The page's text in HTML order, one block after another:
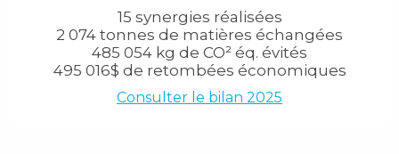
15 synergies réalisées
2 074 tonnes de matières échangées
485 054 kg de CO² éq. évités
495 016$ de retombées économiques
Consulter le bilan 2025